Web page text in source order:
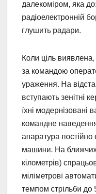
далекоміром, яка
радіоелектронній
глушить радари.
Коли ціль
за командою
ураження. На
вступають зенітні
їхні модернізовані
командне
апаратура постійно
машини. На ближчих
кілометрів)
міліметрові
темпом стрільби до